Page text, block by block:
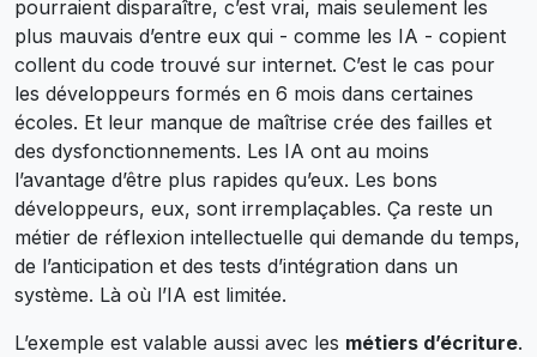
pourraient disparaître, c’est vrai, mais seulement les
plus mauvais d’entre eux qui - comme les IA - copient
collent du code trouvé sur internet. C’est le cas pour
les développeurs formés en 6 mois dans certaines
écoles. Et leur manque de maîtrise crée des failles et
des dysfonctionnements. Les IA ont au moins
l’avantage d’être plus rapides qu’eux. Les bons
développeurs, eux, sont irremplaçables. Ça reste un
métier de réflexion intellectuelle qui demande du temps,
de l’anticipation et des tests d’intégration dans un
système. Là où l’IA est limitée.
L’exemple est valable aussi avec les métiers d’écriture.